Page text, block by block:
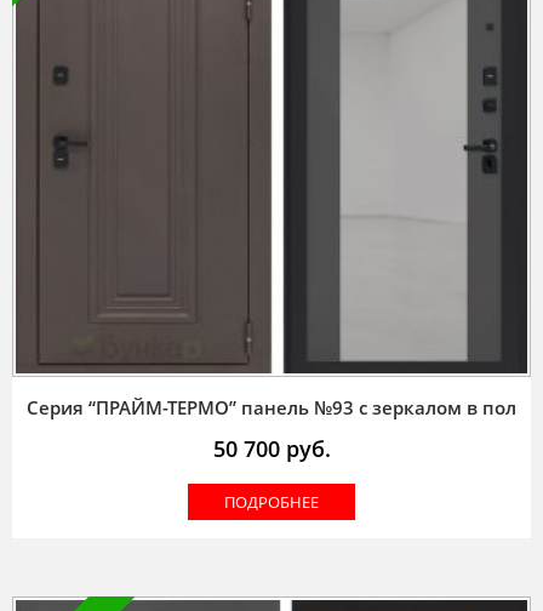
Серия “ПРАЙМ-ТЕРМО” панель №93 с зеркалом в пол
50 700руб.
ПОДРОБНЕЕ